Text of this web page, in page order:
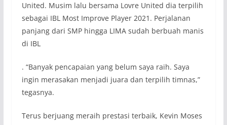
United. Musim lalu bersama Lovre United dia terpilih
sebagai IBL Most Improve Player 2021. Perjalanan
panjang dari SMP hingga LIMA sudah berbuah manis
di IBL
. “Banyak pencapaian yang belum saya raih. Saya
ingin merasakan menjadi juara dan terpilih timnas,”
tegasnya.
Terus berjuang meraih prestasi terbaik, Kevin Moses